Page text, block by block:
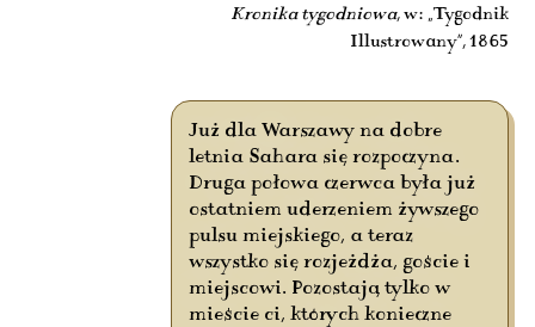
Kronika tygodniowa, w: „Tygodnik
Illustrowany”, 1865
Już dla Warszawy na dobre
letnia Sahara się rozpoczyna.
Druga połowa czerwca była już
ostatniem uderzeniem żywszego
pulsu miejskiego, a teraz
wszystko się rozjeżdża, goście i
miejscowi. Pozostają tylko w
mieście ci, których konieczne